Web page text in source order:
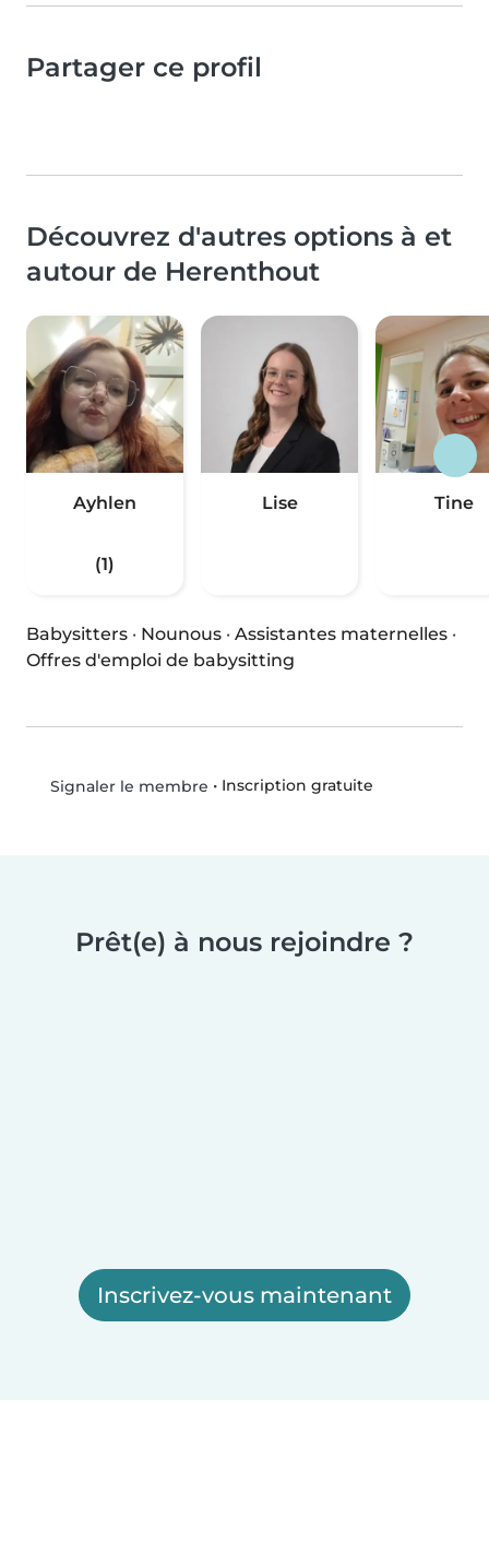
Partager ce profil
Découvrez d'autres options à et
autour de Herenthout
Ayhlen
(1)
Lise Tine
Babysitters · Nounous · Assistantes maternelles ·
Offres d'emploi de babysitting
Signaler le membre • Inscription gratuite
Prêt(e) à nous rejoindre ?
Inscrivez-vous maintenant